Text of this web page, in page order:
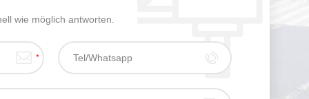
wie möglich antworten.